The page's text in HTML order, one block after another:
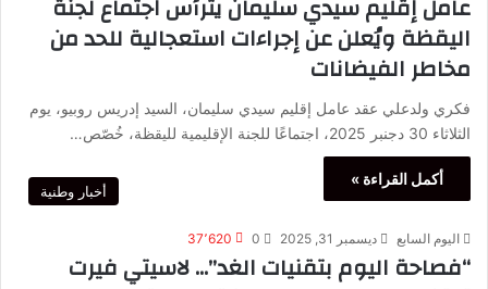
عامل إقليم سيدي سليمان يترأس اجتماع لجنة
اليقظة ويُعلن عن إجراءات استعجالية للحد من
مخاطر الفيضانات
فكري ولدعلي عقد عامل إقليم سيدي سليمان، السيد إدريس روبيو، يوم
الثلاثاء 30 دجنبر 2025، اجتماعًا للجنة الإقليمية لليقظة، خُصّص…
أكمل القراءة »
أخبار وطنية
اليوم السابع ديسمبر 31, 2025 0 37٬620
“فصاحة اليوم بتقنيات الغد”… لاسيتي فيرت